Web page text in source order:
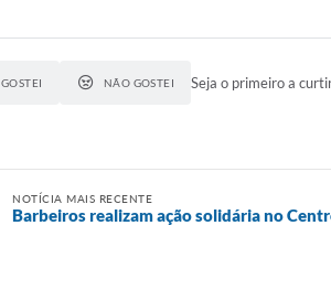
GOSTEI NÃO GOSTEI Seja o primeiro a
NOTÍCIA MAIS RECENTE
Barbeiros realizam ação solidária no